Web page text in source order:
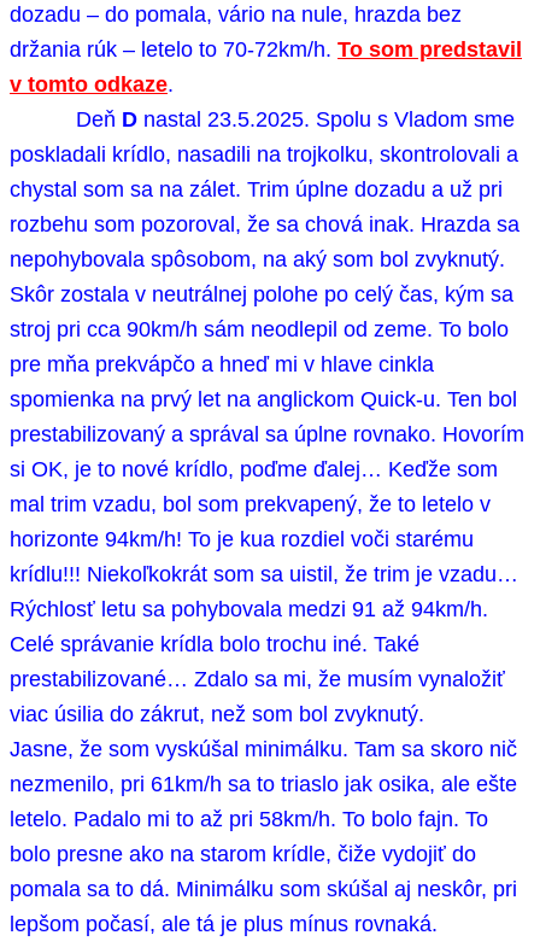
dozadu – do pomala, vário na nule, hrazda bez
držania rúk – letelo to 70-72km/h. To som predstavil
v tomto odkaze.
Deň D nastal 23.5.2025. Spolu s Vladom sme
poskladali krídlo, nasadili na trojkolku, skontrolovali a
chystal som sa na zálet. Trim úplne dozadu a už pri
rozbehu som pozoroval, že sa chová inak. Hrazda sa
nepohybovala spôsobom, na aký som bol zvyknutý.
Skôr zostala v neutrálnej polohe po celý čas, kým sa
stroj pri cca 90km/h sám neodlepil od zeme. To bolo
pre mňa prekvápčo a hneď mi v hlave cinkla
spomienka na prvý let na anglickom Quick-u. Ten bol
prestabilizovaný a správal sa úplne rovnako. Hovorím
si OK, je to nové krídlo, poďme ďalej… Keďže som
mal trim vzadu, bol som prekvapený, že to letelo v
horizonte 94km/h! To je kua rozdiel voči starému
krídlu!!! Niekoľkokrát som sa uistil, že trim je vzadu…
Rýchlosť letu sa pohybovala medzi 91 až 94km/h.
Celé správanie krídla bolo trochu iné. Také
prestabilizované… Zdalo sa mi, že musím vynaložiť
viac úsilia do zákrut, než som bol zvyknutý.
Jasne, že som vyskúšal minimálku. Tam sa skoro nič
nezmenilo, pri 61km/h sa to triaslo jak osika, ale ešte
letelo. Padalo mi to až pri 58km/h. To bolo fajn. To
bolo presne ako na starom krídle, čiže vydojiť do
pomala sa to dá. Minimálku som skúšal aj neskôr, pri
lepšom počasí, ale tá je plus mínus rovnaká.